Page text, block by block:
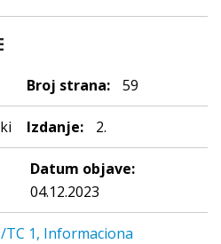
Broj strana: 59
Izdanje: 2.
Datum objave:
04.12.2023
TC 1, Informaciona